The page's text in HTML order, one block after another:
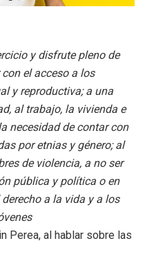
y disfrute pleno de
el acceso a los
y reproductiva; a una
al trabajo, la vivienda e
necesidad de contar con
por etnias y género; al
de violencia, a no ser
pública y política o en
a la vida y a los
Perea, al hablar sobre las